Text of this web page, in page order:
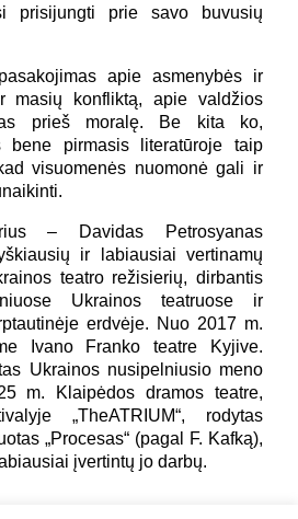
prisijungti prie savo buvusių
apie asmenybės ir
masių konfliktą, apie valdžios
prieš moralę. Be kita ko,
bene pirmasis literatūroje taip
visuomenės nuomonė gali ir
– Davidas Petrosyanas
ir labiausiai vertinamų
teatro režisierių, dirbantis
Ukrainos teatruose ir
erdvėje. Nuo 2017 m.
Ivano Franko teatre Kyjive.
Ukrainos nusipelniusio meno
m. Klaipėdos dramos teatre,
„TheATRIUM“, rodytas
„Procesas“ (pagal F. Kafką),
įvertintų jo darbų.